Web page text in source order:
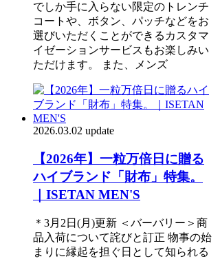
でしか手に入らない限定のトレンチ
コートや、ボタン、パッチなどをお
選びいただくことができるカスタマ
イゼーションサービスもお楽しみい
ただけます。 また、メンズ
2026.03.02 update
【2026年】一粒万倍日に贈る
ハイブランド「財布」特集。
｜ISETAN MEN'S
＊3月2日(月)更新 ＜バーバリー＞商
品入荷について詫びと訂正 物事の始
まりに縁起を担ぐ日として知られる